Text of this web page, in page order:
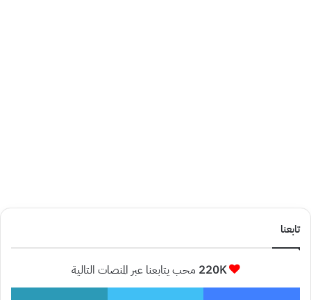
تابعنا
220K محب يتابعنا عبر المنصات التالية